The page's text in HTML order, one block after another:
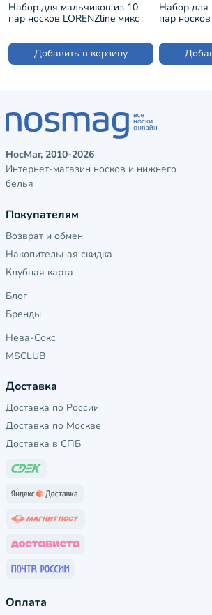
Набор для мальчиков из 10
пар носков LORENZline микс
Добавить в корзину
Набор для
пар
НосМаг, 2010-2026
Интернет-магазин носков и нижнего
белья
Покупателям
Возврат и обмен
Накопительная скидка
Клубная карта
Блог
Бренды
Нева-Сокс
MSCLUB
Доставка
Доставка по России
Доставка по Москве
Доставка в СПБ
Оплата